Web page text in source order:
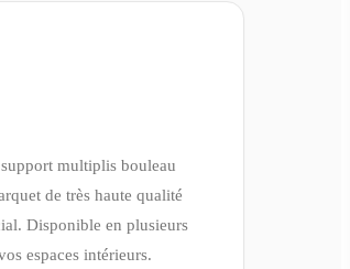
multiplis bouleau
de très haute qualité
Disponible en plusieurs
espaces intérieurs.